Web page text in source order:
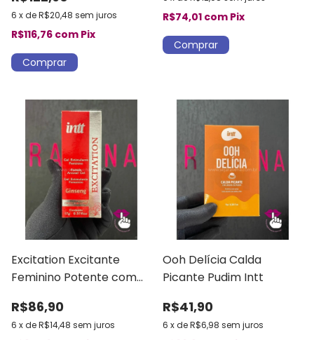
6 xdeR$20,48 sem juros
R$116,76 com Pix
R$74,01 com Pix
Excitation Excitante
Feminino Potente com
R$86,90
6 xdeR$14,48 sem juros
Ooh Delícia Calda
Picante Pudim Intt
R$41,90
6 xdeR$6,98 sem juros